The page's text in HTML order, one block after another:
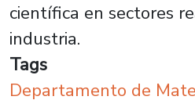
científica en sectores
industria.
Tags
Departamento de